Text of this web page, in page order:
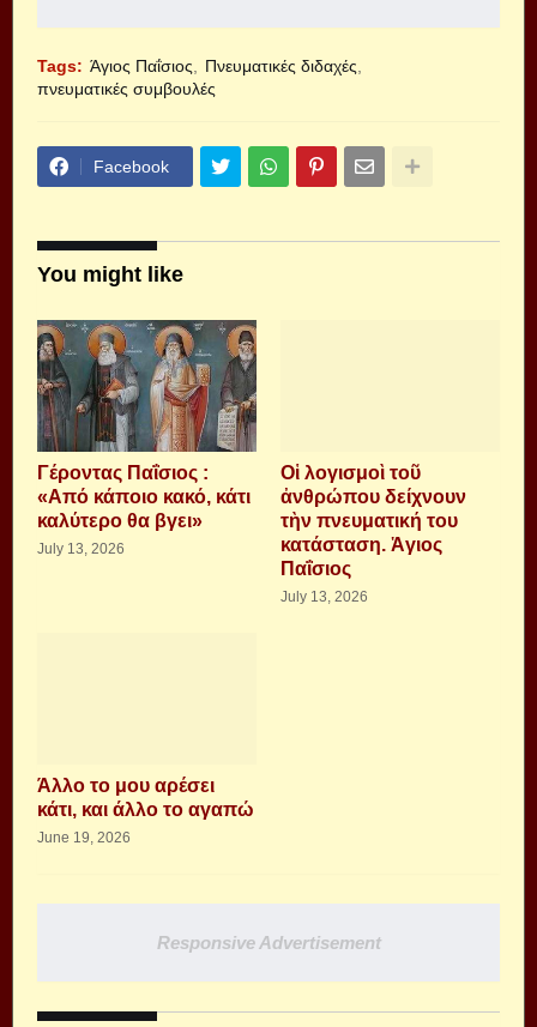
Tags: Άγιος Παΐσιος
Πνευματικές διδαχές
πνευματικές συμβουλές
Facebook
You might like
Γέροντας Παΐσιος :
«Από κάποιο κακό, κάτι
καλύτερο θα βγει»
July 13, 2026
Οἱ λογισμοὶ τοῦ
ἀνθρώπου δείχνουν
τὴν πνευματική του
κατάσταση. Ἁγιος
Παΐσιος
July 13, 2026
Άλλο το μου αρέσει
κάτι, και άλλο το αγαπώ
June 19, 2026
Responsive Advertisement